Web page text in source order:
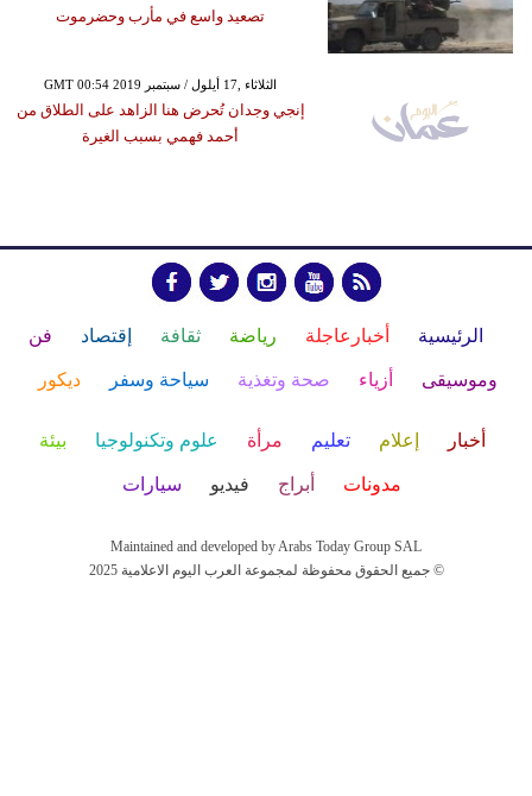
تصعيد واسع في مأرب وحضرموت
GMT 00:54 2019 الثلاثاء ,17 أيلول / سبتمبر
إنجي وجدان تُحرض هنا الزاهد على الطلاق من
أحمد فهمي بسبب الغيرة
الرئيسية أخبارعاجلة رياضة ثقافة إقتصاد فن
وموسيقى أزياء صحة وتغذية سياحة وسفر ديكور
أخبار إعلام تعليم مرأة علوم وتكنولوجيا بيئة
مدونات أبراج فيديو سيارات
Maintained and developed by Arabs Today Group SAL
جميع الحقوق محفوظة لمجموعة العرب اليوم الاعلامية 2025 ©